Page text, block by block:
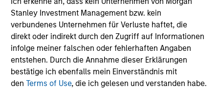
Stanley Investment Management bzw. kein
verbundenes Unternehmen für Verluste haftet, die
direkt oder indirekt durch den Zugriff auf Informationen
infolge meiner falschen oder fehlerhaften Angaben
entstehen. Durch die Annahme dieser Erklärungen
bestätige ich ebenfalls mein Einverständnis mit
denTerms of Use, die ich gelesen und verstanden habe.
Sie sich bitte gründlich mit den Anlagezielen und -risiken
sowie den Kosten und Gebühren des Fonds auseinander,
bevor Sie eine Anlageentscheidung treffen.
Der Einsatz von Fremdkapital erhöht die Risiken, so dass
eine relativ kleine Bewegung im Wert einer Anlage zu einer
unverhältnismäßig großen Bewegung, sowohl im negativen
als auch im positiven Sinne, im Wert dieser Anlage und
damit auch im Wert des Fonds führen kann.